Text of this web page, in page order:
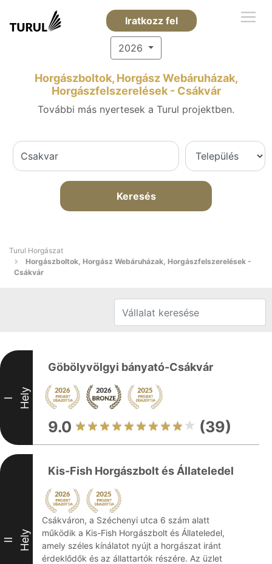
Iratkozz fel
2026
Horgászboltok, Horgász Webáruházak,
Horgászfelszerelések - Csákvár
További más nyertesek a Turul projektben.
Keresés
Turul Horgászat
Horgászboltok, Horgász Webáruházak, Horgászfelszerelések -
Csákvár
I Hely
Göbölyvölgyi bányató-Csákvár
9.0 (39)
II Hely
Kis-Fish Horgászbolt és Állateledel
Csákváron, a Széchenyi utca 6 szám alatt
működik a Kis-Fish Horgászbolt és Állateledel,
amely széles kínálatot nyújt a horgászat iránt
érdeklődők és az állattartók részére. Az üzlet